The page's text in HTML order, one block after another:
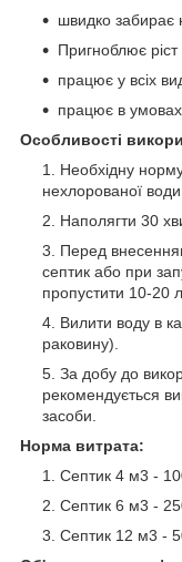
швидко забирає
Пригноблює ріст
працює у всіх
працює в умовах
Особливості
Необхідну
нехлорованої
Наполягти 30
Перед
септик або при
пропустити 10-20
Вилити воду в
раковину).
За добу до
рекомендується
засоби.
Норма витрата:
Септик 4 м3 -
Септик 6 м3 -
Септик 12 м3 -